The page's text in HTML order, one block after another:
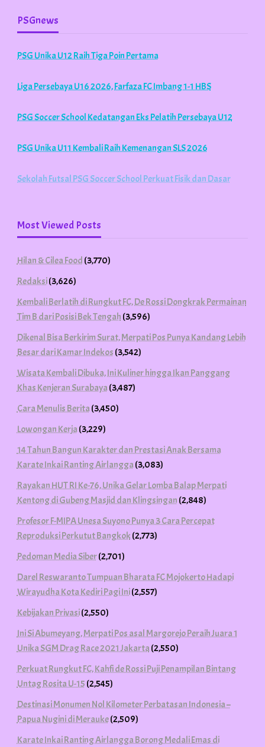
PSGnews
PSG Unika U12 Raih Tiga Poin Pertama
Liga Persebaya U16 2026, Farfaza FC Imbang 1-1 HBS
PSG Soccer School Kedatangan Eks Pelatih Persebaya U12
PSG Unika U11 Kembali Raih Kemenangan SLS 2026
Sekolah Futsal PSG Soccer School Perkuat Fisik dan Dasar
Most Viewed Posts
Hilan & Cilea Food (3,770)
Redaksi(3,626)
Kembali Berlatih di Rungkut FC, De Rossi Dongkrak Permainan
Tim B dari Posisi Bek Tengah (3,596)
Dikenal Bisa Berkirim Surat, Merpati Pos Punya Kandang Lebih
Besar dari Kamar Indekos (3,542)
Wisata Kembali Dibuka, Ini Kuliner hingga Ikan Panggang
Khas Kenjeran Surabaya(3,487)
Cara Menulis Berita(3,450)
Lowongan Kerja(3,229)
14 Tahun Bangun Karakter dan Prestasi Anak Bersama
Karate Inkai Ranting Airlangga(3,083)
Rayakan HUT RI Ke-76, Unika Gelar Lomba Balap Merpati
Kentong di Gubeng Masjid dan Klingsingan (2,848)
Profesor F-MIPA Unesa Suyono Punya 3 Cara Percepat
Reproduksi Perkutut Bangkok (2,773)
Pedoman Media Siber(2,701)
Darel Reswaranto Tumpuan Bharata FC Mojokerto Hadapi
Wirayudha Kota Kediri Pagi Ini(2,557)
Kebijakan Privasi(2,550)
Ini Si Abumeyang, Merpati Pos asal Margorejo Peraih Juara 1
Unika SGM Drag Race 2021 Jakarta(2,550)
Perkuat Rungkut FC, Kahfi de Rossi Puji Penampilan Bintang
Untag Rosita U-15 (2,545)
Destinasi Monumen Nol Kilometer Perbatasan Indonesia –
Papua Nugini di Merauke(2,509)
Karate Inkai Ranting Airlangga Borong Medali Emas di